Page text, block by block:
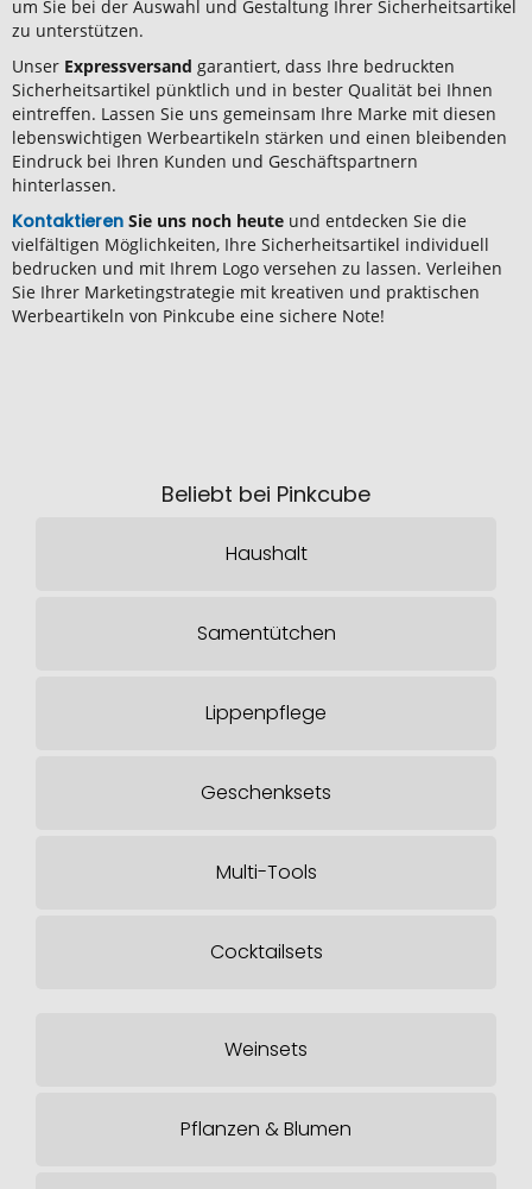
um Sie bei der Auswahl und Gestaltung Ihrer Sicherheitsartikel
zu unterstützen.
Unser Expressversand garantiert, dass Ihre bedruckten
Sicherheitsartikel pünktlich und in bester Qualität bei Ihnen
eintreffen. Lassen Sie uns gemeinsam Ihre Marke mit diesen
lebenswichtigen Werbeartikeln stärken und einen bleibenden
Eindruck bei Ihren Kunden und Geschäftspartnern
hinterlassen.
Kontaktieren Sie uns noch heute und entdecken Sie die
vielfältigen Möglichkeiten, Ihre Sicherheitsartikel individuell
bedrucken und mit Ihrem Logo versehen zu lassen. Verleihen
Sie Ihrer Marketingstrategie mit kreativen und praktischen
Werbeartikeln von Pinkcube eine sichere Note!
Beliebt bei Pinkcube
Haushalt
Samentütchen
Lippenpflege
Geschenksets
Multi-Tools
Cocktailsets
Weinsets
Pflanzen & Blumen